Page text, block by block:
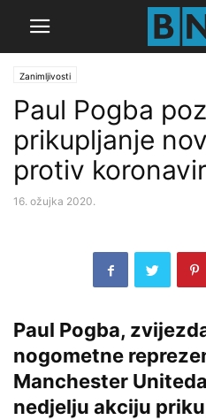
Zanimljivosti
Paul Pogba
prikupljanje
protiv
16. ožujka 2020.
Paul Pogba,
nogometne
Manchester
nedjelju akciju